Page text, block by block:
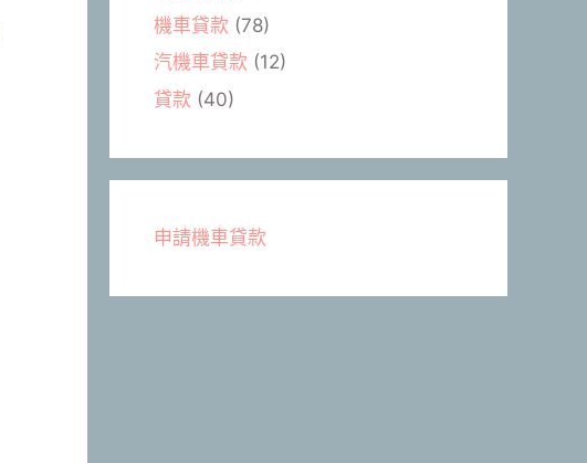
機車貸款 (78)
汽機車貸款 (12)
貸款 (40)
申請機車貸款